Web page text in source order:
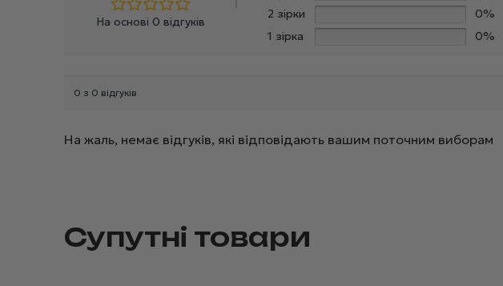
На основі 0 відгуків
2 зірки
0%
1 зірка
0%
0 з 0 відгуків
На жаль, немає відгуків, які відповідають вашим поточним виборам
Супутні товари